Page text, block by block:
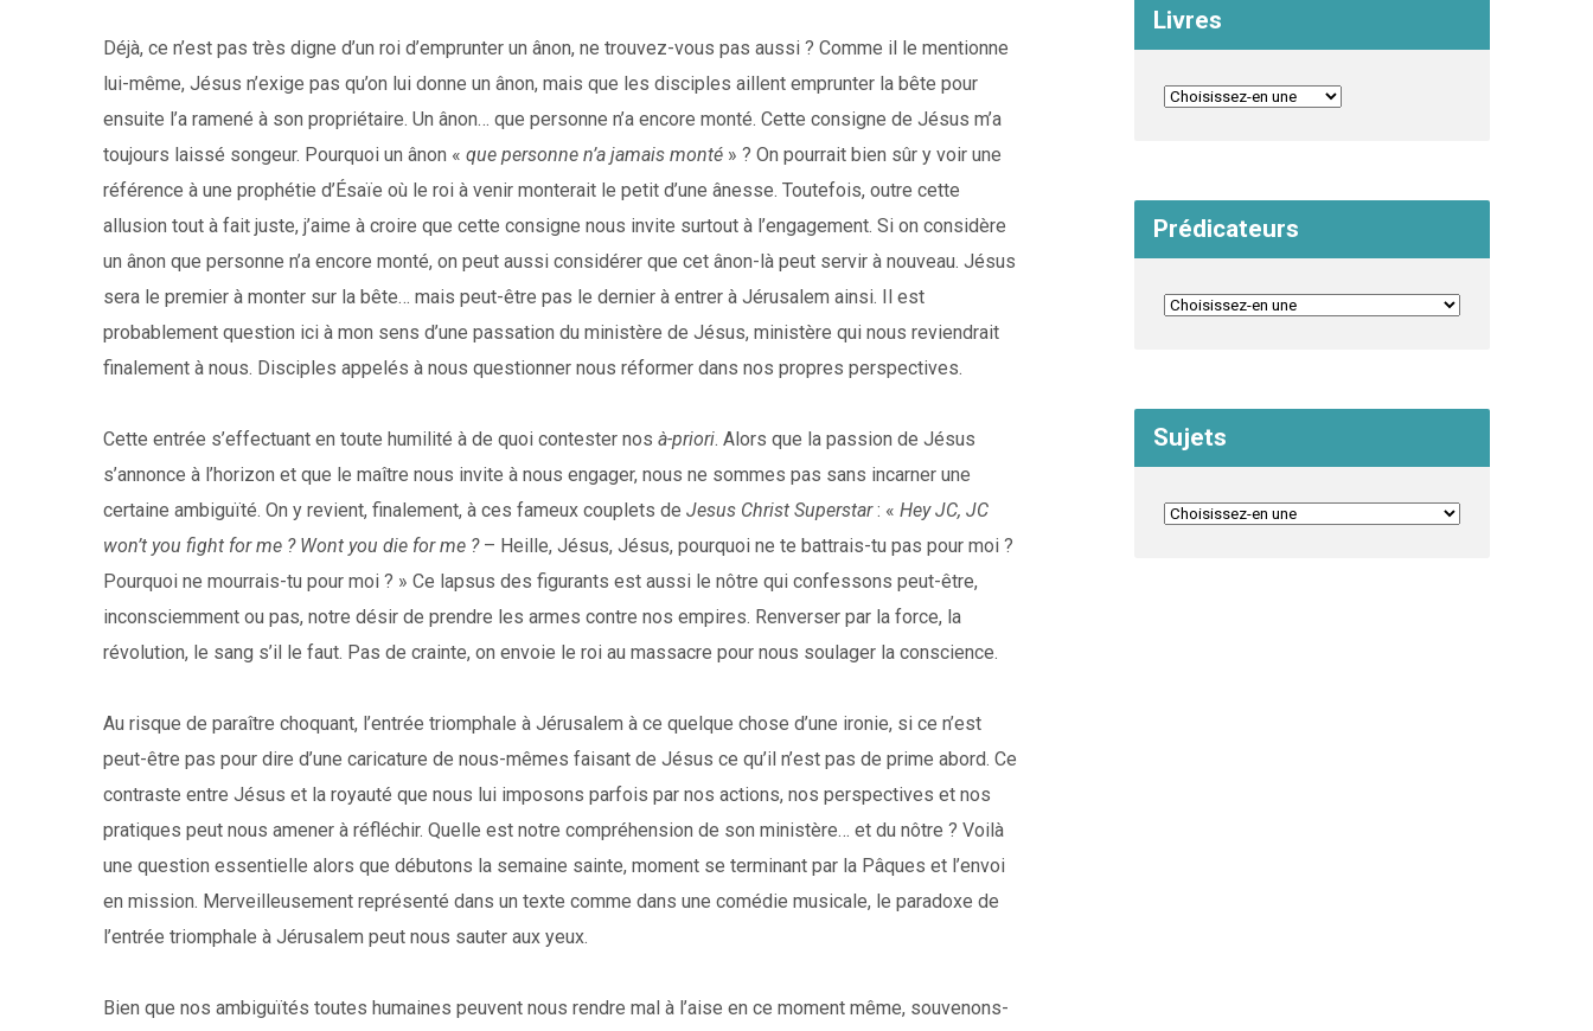
Déjà, ce n’est pas très digne d’un roi d’emprunter un ânon, ne trouvez-vous pas aussi ? Comme il le mentionne
lui-même, Jésus n’exige pas qu’on lui donne un ânon, mais que les disciples aillent emprunter la bête pour
ensuite l’a ramené à son propriétaire. Un ânon… que personne n’a encore monté. Cette consigne de Jésus m’a
toujours laissé songeur. Pourquoi un ânon « que personne n’a jamais monté » ? On pourrait bien sûr y voir une
référence à une prophétie d’Ésaïe où le roi à venir monterait le petit d’une ânesse. Toutefois, outre cette
allusion tout à fait juste, j’aime à croire que cette consigne nous invite surtout à l’engagement. Si on considère
un ânon que personne n’a encore monté, on peut aussi considérer que cet ânon-là peut servir à nouveau. Jésus
sera le premier à monter sur la bête… mais peut-être pas le dernier à entrer à Jérusalem ainsi. Il est
probablement question ici à mon sens d’une passation du ministère de Jésus, ministère qui nous reviendrait
finalement à nous. Disciples appelés à nous questionner nous réformer dans nos propres perspectives.
Cette entrée s’effectuant en toute humilité à de quoi contester nos à-priori. Alors que la passion de Jésus
s’annonce à l’horizon et que le maître nous invite à nous engager, nous ne sommes pas sans incarner une
certaine ambiguïté. On y revient, finalement, à ces fameux couplets de Jesus Christ Superstar: « Hey JC, JC
won’t you fight for me ? Wont you die for me ? – Heille, Jésus, Jésus, pourquoi ne te battrais-tu pas pour moi ?
Pourquoi ne mourrais-tu pour moi ? » Ce lapsus des figurants est aussi le nôtre qui confessons peut-être,
inconsciemment ou pas, notre désir de prendre les armes contre nos empires. Renverser par la force, la
révolution, le sang s’il le faut. Pas de crainte, on envoie le roi au massacre pour nous soulager la conscience.
Au risque de paraître choquant, l’entrée triomphale à Jérusalem à ce quelque chose d’une ironie, si ce n’est
peut-être pas pour dire d’une caricature de nous-mêmes faisant de Jésus ce qu’il n’est pas de prime abord. Ce
contraste entre Jésus et la royauté que nous lui imposons parfois par nos actions, nos perspectives et nos
pratiques peut nous amener à réfléchir. Quelle est notre compréhension de son ministère… et du nôtre ? Voilà
une question essentielle alors que débutons la semaine sainte, moment se terminant par la Pâques et l’envoi
en mission. Merveilleusement représenté dans un texte comme dans une comédie musicale, le paradoxe de
l’entrée triomphale à Jérusalem peut nous sauter aux yeux.
Bien que nos ambiguïtés toutes humaines peuvent nous rendre mal à l’aise en ce moment même, souvenons-
Livres
Prédicateurs
Sujets